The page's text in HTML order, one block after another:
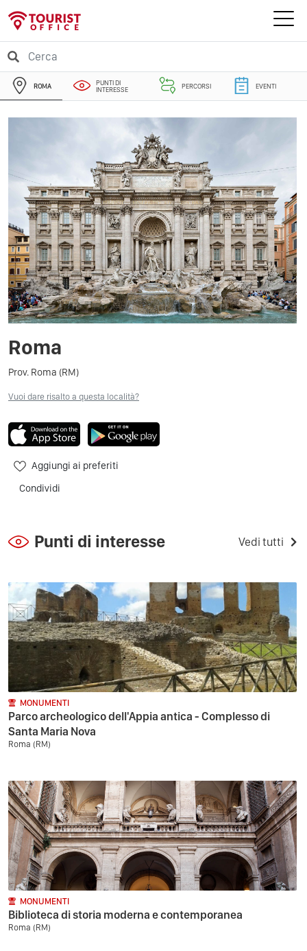
ROMA
PUNTI DI
INTERESSE
PERCORSI EVENTI
Roma
Prov. Roma (RM)
Vuoi dare risalto a questa località?
Aggiungi ai preferiti
Condividi
Punti di interesse Vedi tutti
MONUMENTI
Parco archeologico dell'Appia antica - Complesso di
Santa Maria Nova
Roma (RM)
MONUMENTI
Biblioteca di storia moderna e contemporanea
Roma (RM)